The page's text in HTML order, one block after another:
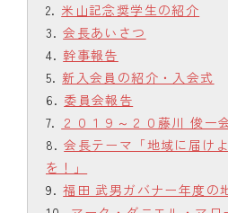
米山記念奨学生の紹介
会長あいさつ
幹事報告
新入会員の紹介・入会式
委員会報告
２０１９～２０藤川 俊一
会長テーマ「地域に届け
を！」
福田 武男ガバナー年度の